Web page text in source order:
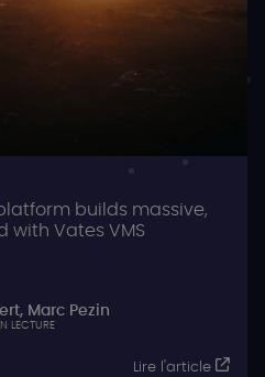
builds massive,
with Vates VMS
, Marc Pezin
LECTURE
Lire l'article